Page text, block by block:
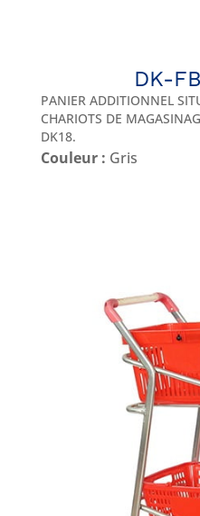
DK-
PANIER ADDITIONNEL
CHARIOTS DE
DK18.
Couleur : Gris